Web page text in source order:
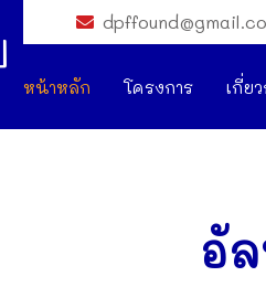
หน้าหลัก โครงการ เกี่ย
อั